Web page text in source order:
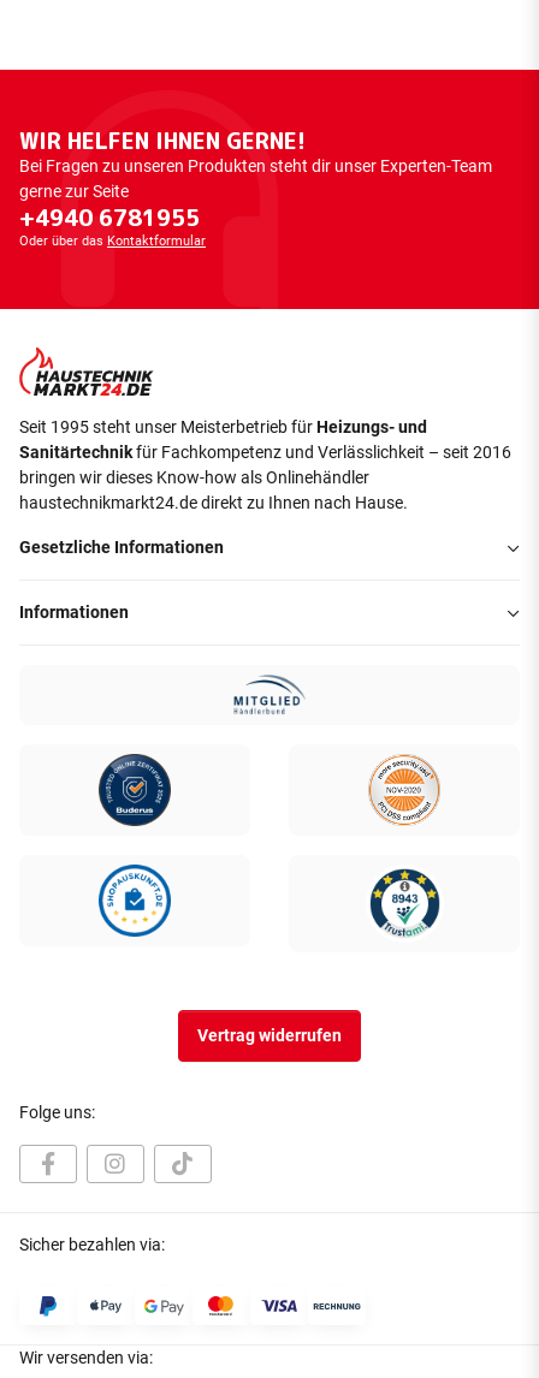
WIR HELFEN IHNEN GERNE!
Bei Fragen zu unseren Produkten steht dir unser Experten-Team
gerne zur Seite
+4940 6781955
Oder über das Kontaktformular
Seit 1995 steht unser Meisterbetrieb fürHeizungs- und
Sanitärtechnikfür Fachkompetenz und Verlässlichkeit – seit 2016
bringen wir dieses Know-how als Onlinehändler
haustechnikmarkt24.de direkt zu Ihnen nach Hause.
Gesetzliche Informationen
Informationen
Vertrag widerrufen
Folge uns:
Sicher bezahlen via:
Wir versenden via: